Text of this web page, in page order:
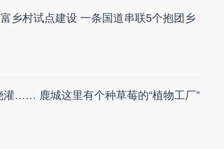
乡村试点建设 一条国道串联5个抱团乡
灌…… 鹿城这里有个种草莓的“植物工厂”